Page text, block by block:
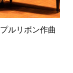
ルリボン作曲